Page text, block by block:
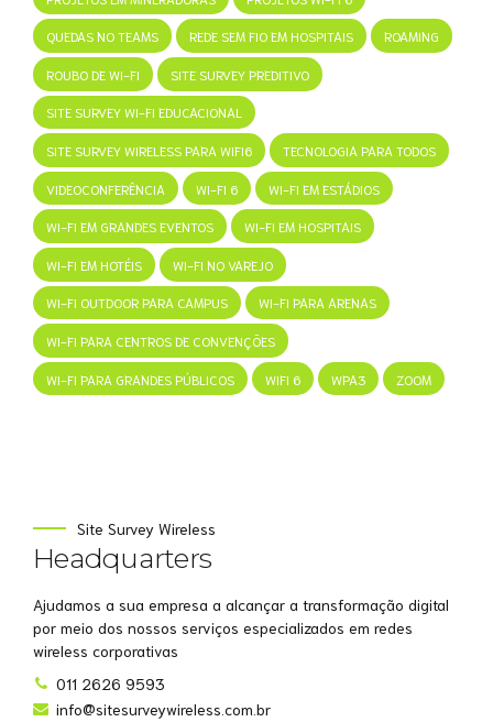
QUEDAS NO TEAMS REDE SEM FIO EM HOSPITAIS ROAMING
ROUBO DE WI-FI SITE SURVEY PREDITIVO
SITE SURVEY WI-FI EDUCACIONAL
SITE SURVEY WIRELESS PARA WIFI6 TECNOLOGIA PARA TODOS
VIDEOCONFERÊNCIA WI-FI 6 WI-FI EM ESTÁDIOS
WI-FI EM GRANDES EVENTOS WI-FI EM HOSPITAIS
WI-FI EM HOTÉIS WI-FI NO VAREJO
WI-FI OUTDOOR PARA CAMPUS WI-FI PARA ARENAS
WI-FI PARA CENTROS DE CONVENÇÕES
WI-FI PARA GRANDES PÚBLICOS WIFI 6 WPA3 ZOOM
Site Survey Wireless
Headquarters
Ajudamos a sua empresa a alcançar a transformação digital
por meio dos nossos serviços especializados em redes
wireless corporativas
011 2626 9593
info@sitesurveywireless.com.br